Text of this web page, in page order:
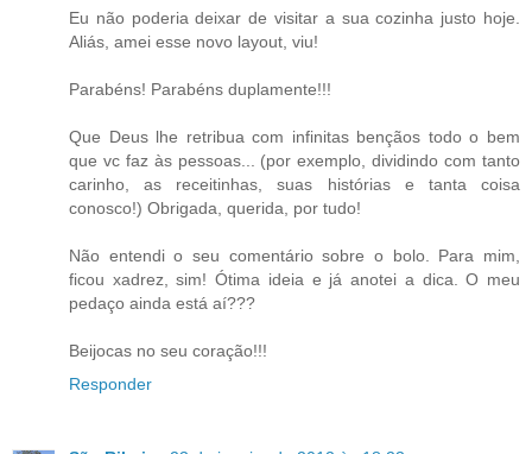
Eu não poderia deixar de visitar a sua cozinha justo hoje.
Aliás, amei esse novo layout, viu!
Parabéns! Parabéns duplamente!!!
Que Deus lhe retribua com infinitas bençãos todo o bem
que vc faz às pessoas... (por exemplo, dividindo com tanto
carinho, as receitinhas, suas histórias e tanta coisa
conosco!) Obrigada, querida, por tudo!
Não entendi o seu comentário sobre o bolo. Para mim,
ficou xadrez, sim! Ótima ideia e já anotei a dica. O meu
pedaço ainda está aí???
Beijocas no seu coração!!!
Responder